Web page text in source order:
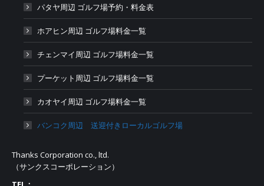
パタヤ周辺 ゴルフ場予約・料金表
ホアヒン周辺 ゴルフ場料金一覧
チェンマイ周辺 ゴルフ場料金一覧
プーケット周辺 ゴルフ場料金一覧
カオヤイ周辺 ゴルフ場料金一覧
バンコク周辺 送迎付きローカルゴルフ場
Thanks Corporation co., ltd.
（サンクスコーポレーション）